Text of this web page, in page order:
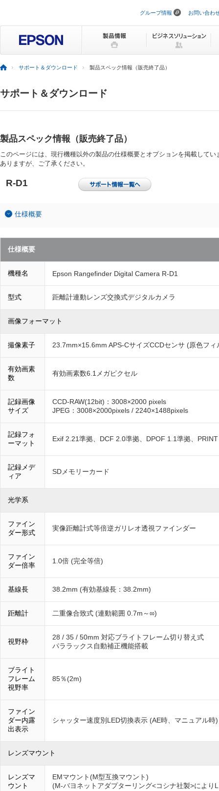
ビ
ョ
を
グループ情報 お問い合わ
サポート＆ダウンロード 製品スペック情報（販売終了品）
サポート＆ダウンロード
製品スペック情報（販売終了品）
このページには、現行機種以外の製品の仕様概要とオプションを掲載して
ありますが、ご了承ください。
R-D1
仕様概要
仕様概要
機種名 Epson Rangefinder Digital Camera R-D1
型式 距離計連動レンズ交換式デジタルカメラ
画像フォーマット
撮像素子 23.7mm×15.6mm APS-CサイズCCDセンサ (原色フィ
有効画素
数
有効画素数6.1メガピクセル
記録画像
サイズ
CCD-RAW(12bit)：3008×2000 pixels
JPEG：3008×2000pixels / 2240×1488pixels
記録フォ
ーマット
Exif 2.21準拠、DCF 2.0準拠、DPOF 1.1準拠、
記録メデ
ィア
SDメモリーカード
光学系
ファイン
ダー形式
実像距離計式等倍逆ガリレオ透視ファインダー
ファイン
ダー倍率
1.0倍 (完全等倍)
基線長 38.2mm (有効基線長：38.2mm)
距離計 二重像合致式 (連動範囲 0.7m～∞)
視野枠
28 / 35 / 50mm 対応ブライトフレーム切り替え式
パララックス自動補正機能搭載
ブライト
フレーム
視野率
85％(2m)
ファイン
ダー内露
出表示
シャッター速度別LED切換表示 (AE時、マニュアル時)
レンズマウント
レンズマ
ウント
EMマウント(M型互換マウント)
(M-バヨネットアダプターリング<コシナ社製>により